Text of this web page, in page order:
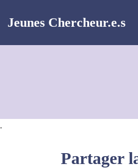
Jeunes Chercheur.e.s
.
Partager